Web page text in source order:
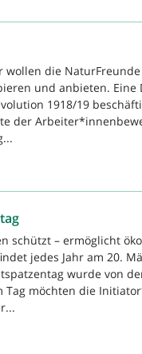
wollen die
und anbieten. Eine
1918/19
der
schützt – ermöglicht
jedes Jahr am 20.
wurde von
Tag möchten die